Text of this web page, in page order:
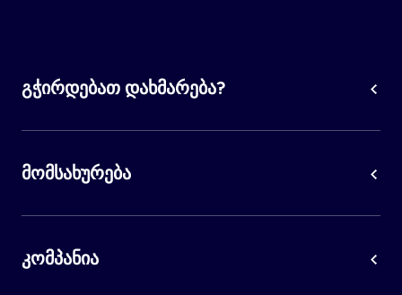
გჭირდებათ დახმარება?
მომსახურება
კომპანია